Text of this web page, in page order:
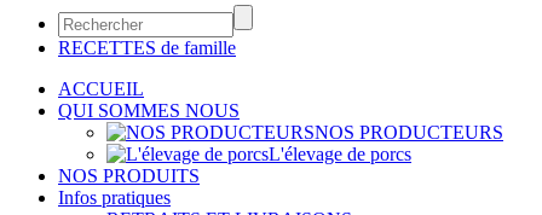
RECETTES de famille
ACCUEIL
QUI SOMMES NOUS
NOS PRODUCTEURS
L'élevage de porcs
NOS PRODUITS
Infos pratiques